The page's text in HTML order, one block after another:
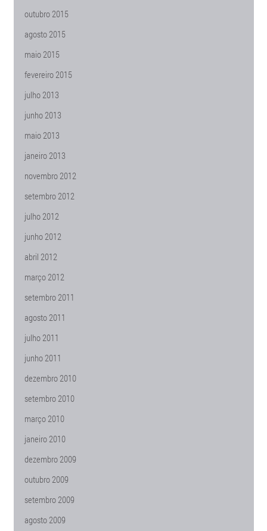
outubro 2015
agosto 2015
maio 2015
fevereiro 2015
julho 2013
junho 2013
maio 2013
janeiro 2013
novembro 2012
setembro 2012
julho 2012
junho 2012
abril 2012
março 2012
setembro 2011
agosto 2011
julho 2011
junho 2011
dezembro 2010
setembro 2010
março 2010
janeiro 2010
dezembro 2009
outubro 2009
setembro 2009
agosto 2009